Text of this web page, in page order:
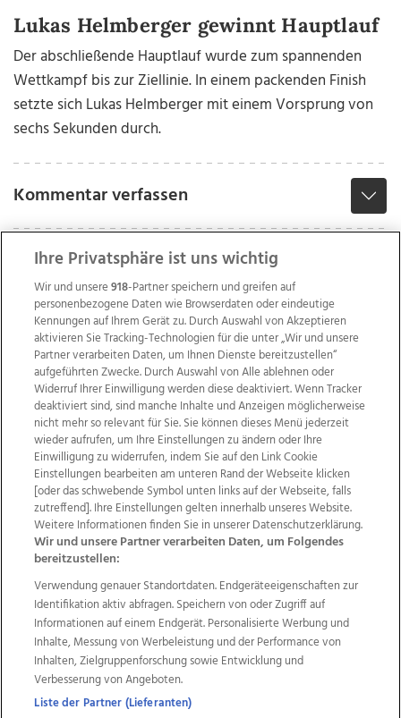
Lukas Helmberger gewinnt Hauptlauf
Der abschließende Hauptlauf wurde zum spannenden
Wettkampf bis zur Ziellinie. In einem packenden Finish
setzte sich Lukas Helmberger mit einem Vorsprung von
sechs Sekunden durch.
Kommentar verfassen
Wir über uns Mediadaten Kontakt
Jobs
Datenschutz
Impressum
AGB Anzeigekunden
AGB Website
Ehrenkodex Politische Werbung
Weitere Angebote des Medienhauses Wimmer
TV1 di-mog-i.at OÖNow
Ischler Woche
Life Radio
OÖNachrichten
OÖN Immobilien
OÖN Karriere
OÖN Reise
Promenaden Galerien
Regionaljobs
wasistlos.at wirtrauern.at
Ihre Privatsphäre ist uns wichtig
Wir und unsere918-Partner speichern und greifen auf
personenbezogene Daten wie Browserdaten oder eindeutige
Kennungen auf Ihrem Gerät zu. Durch Auswahl von Akzeptieren
aktivieren Sie Tracking-Technologien für die unter „Wir und unsere
Partner verarbeiten Daten, um Ihnen Dienste bereitzustellen“
aufgeführten Zwecke. Durch Auswahl von Alle ablehnen oder
Widerruf Ihrer Einwilligung werden diese deaktiviert. Wenn Tracker
deaktiviert sind, sind manche Inhalte und Anzeigen möglicherweise
nicht mehr so relevant für Sie. Sie können dieses Menü jederzeit
wieder aufrufen, um Ihre Einstellungen zu ändern oder Ihre
Einwilligung zu widerrufen, indem Sie auf den Link Cookie
Einstellungen bearbeiten am unteren Rand der Webseite klicken
[oder das schwebende Symbol unten links auf der Webseite, falls
zutreffend]. Ihre Einstellungen gelten innerhalb unseres Website.
Weitere Informationen finden Sie in unserer Datenschutzerklärung.
Wir und unsere Partner verarbeiten Daten, um Folgendes
bereitzustellen:
Verwendung genauer Standortdaten. Endgeräteeigenschaften zur
Identifikation aktiv abfragen. Speichern von oder Zugriff auf
Informationen auf einem Endgerät. Personalisierte Werbung und
Inhalte, Messung von Werbeleistung und der Performance von
Inhalten, Zielgruppenforschung sowie Entwicklung und
Verbesserung von Angeboten.
Liste der Partner (Lieferanten)